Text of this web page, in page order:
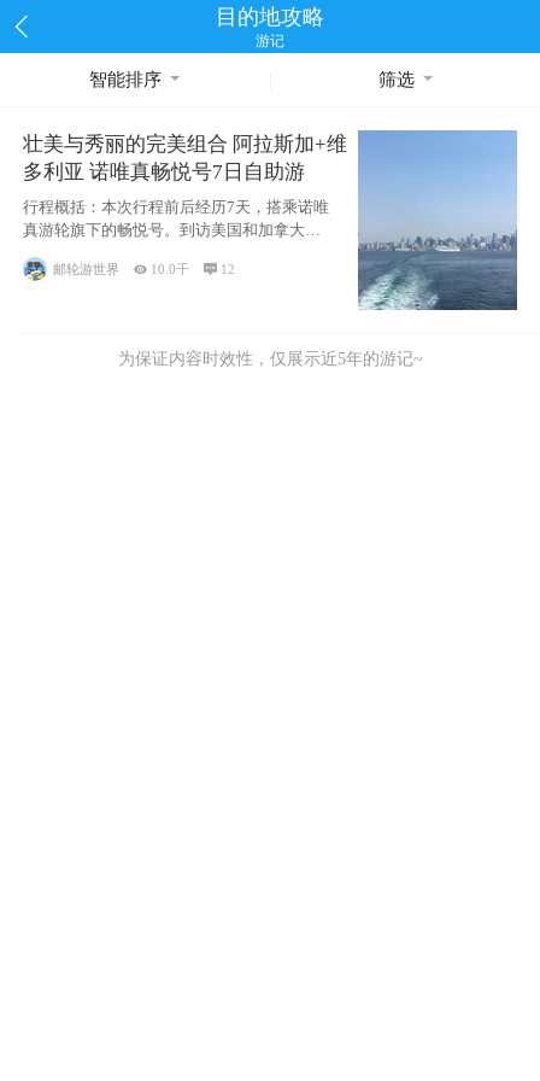
目的地攻略
游记
智能排序 筛选
壮美与秀丽的完美组合 阿拉斯加+维
多利亚 诺唯真畅悦号7日自助游
行程概括：本次行程前后经历7天，搭乘诺唯
真游轮旗下的畅悦号。到访美国和加拿大的4
个州/省：美国华盛顿州
邮轮游世界  10.0千  12
为保证内容时效性，仅展示近5年的游记~